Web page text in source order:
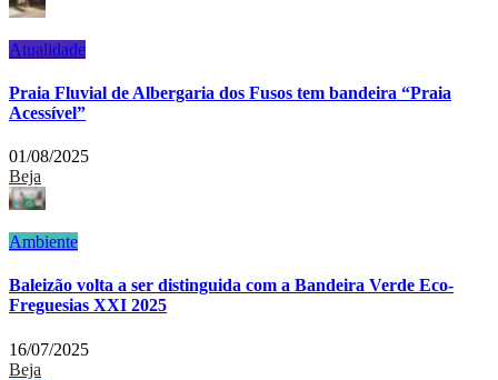
Atualidade
Praia Fluvial de Albergaria dos Fusos tem bandeira “Praia
Acessível”
01/08/2025
Beja
Ambiente
Baleizão volta a ser distinguida com a Bandeira Verde Eco-
Freguesias XXI 2025
16/07/2025
Beja